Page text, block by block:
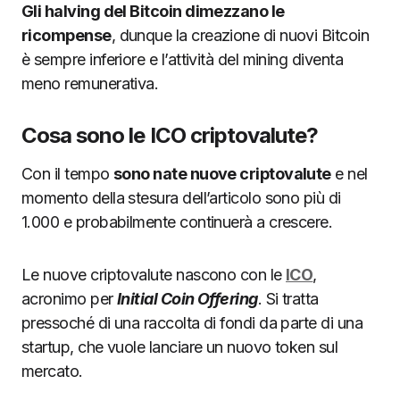
Gli halving del Bitcoin dimezzano le
ricompense, dunque la creazione di nuovi Bitcoin
è sempre inferiore e l’attività del mining diventa
meno remunerativa.
Cosa sono le ICO criptovalute?
Con il tempo sono nate nuove criptovalutee nel
momento della stesura dell’articolo sono più di
1.000 e probabilmente continuerà a crescere.
Le nuove criptovalute nascono con le ICO,
acronimo perInitial Coin Offering. Si tratta
pressoché di una raccolta di fondi da parte di una
startup, che vuole lanciare un nuovo token sul
mercato.